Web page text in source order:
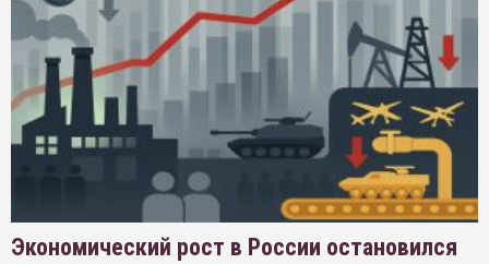
Экономический рост в России остановился